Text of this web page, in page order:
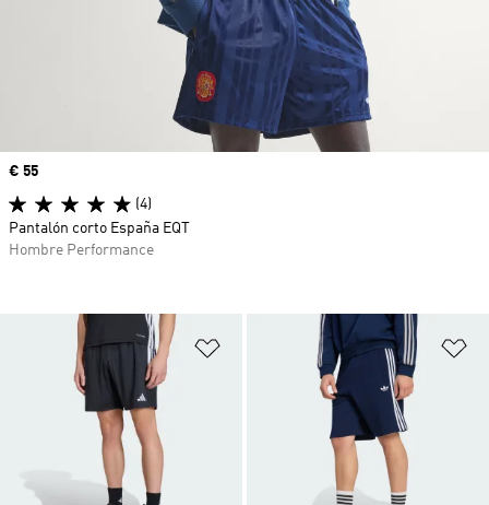
Añadir a la lista de deseos
Precio
€ 55
(4)
Pantalón corto España EQT
Hombre Performance